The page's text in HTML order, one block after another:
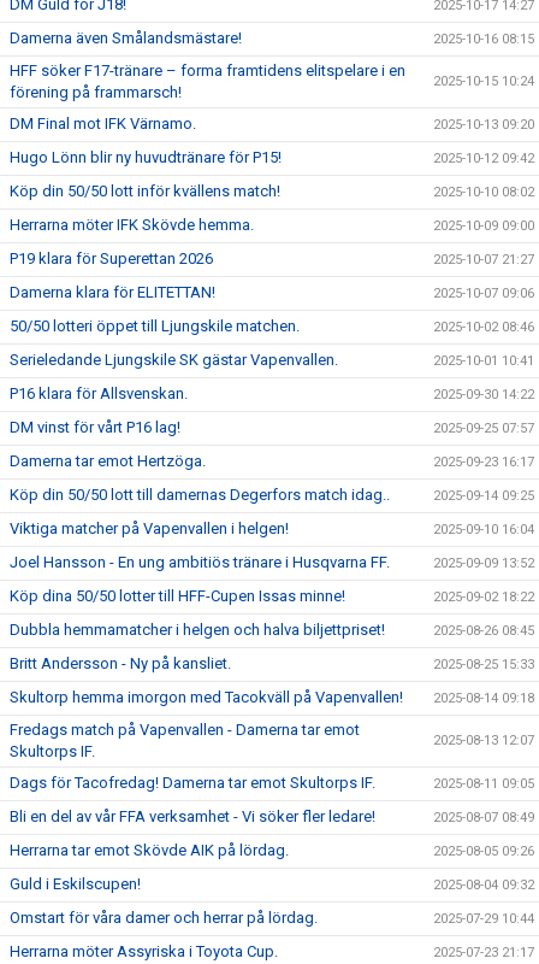
DM Guld för J18! 2025-10-17 14:27
Damerna även Smålandsmästare! 2025-10-16 08:15
HFF söker F17-tränare – forma framtidens elitspelare i en
förening på frammarsch!
2025-10-15 10:24
DM Final mot IFK Värnamo. 2025-10-13 09:20
Hugo Lönn blir ny huvudtränare för P15! 2025-10-12 09:42
Köp din 50/50 lott inför kvällens match! 2025-10-10 08:02
Herrarna möter IFK Skövde hemma. 2025-10-09 09:00
P19 klara för Superettan 2026 2025-10-07 21:27
Damerna klara för ELITETTAN! 2025-10-07 09:06
50/50 lotteri öppet till Ljungskile matchen. 2025-10-02 08:46
Serieledande Ljungskile SK gästar Vapenvallen. 2025-10-01 10:41
P16 klara för Allsvenskan. 2025-09-30 14:22
DM vinst för vårt P16 lag! 2025-09-25 07:57
Damerna tar emot Hertzöga. 2025-09-23 16:17
Köp din 50/50 lott till damernas Degerfors match idag.. 2025-09-14 09:25
Viktiga matcher på Vapenvallen i helgen! 2025-09-10 16:04
Joel Hansson - En ung ambitiös tränare i Husqvarna FF. 2025-09-09 13:52
Köp dina 50/50 lotter till HFF-Cupen Issas minne! 2025-09-02 18:22
Dubbla hemmamatcher i helgen och halva biljettpriset! 2025-08-26 08:45
Britt Andersson - Ny på kansliet. 2025-08-25 15:33
Skultorp hemma imorgon med Tacokväll på Vapenvallen! 2025-08-14 09:18
Fredags match på Vapenvallen - Damerna tar emot
Skultorps IF.
2025-08-13 12:07
Dags för Tacofredag! Damerna tar emot Skultorps IF. 2025-08-11 09:05
Bli en del av vår FFA verksamhet - Vi söker fler ledare! 2025-08-07 08:49
Herrarna tar emot Skövde AIK på lördag. 2025-08-05 09:26
Guld i Eskilscupen! 2025-08-04 09:32
Omstart för våra damer och herrar på lördag. 2025-07-29 10:44
Herrarna möter Assyriska i Toyota Cup. 2025-07-23 21:17